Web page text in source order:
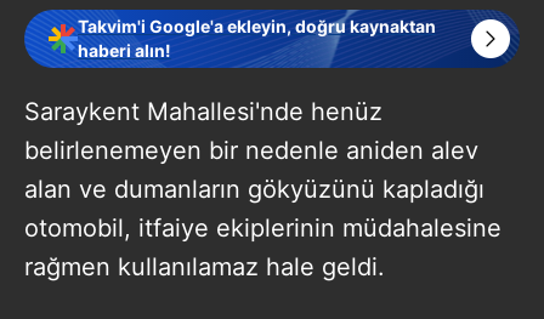
Takvim'i Google'a ekleyin, doğru kaynaktan
haberi alın!
Saraykent Mahallesi'nde henüz
belirlenemeyen bir nedenle aniden alev
alan ve dumanların gökyüzünü kapladığı
otomobil, itfaiye ekiplerinin müdahalesine
rağmen kullanılamaz hale geldi.